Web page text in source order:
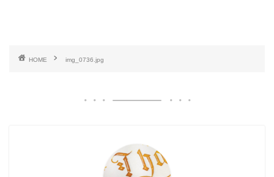
HOME img_0736.jpg